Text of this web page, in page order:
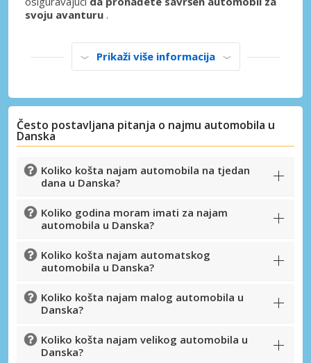
Posebni popusti
Pristupite ekskluzivnim ponudama naših
svoju avanturu .
Prikaži više informacija
Često postavljana pitanja o najmu automobila u
Danska
Koliko košta najam automobila na tjedan
dana u Danska?
Koliko godina moram imati za najam
automobila u Danska?
Koliko košta najam automatskog
automobila u Danska?
Koliko košta najam malog automobila u
Danska?
Koliko košta najam velikog automobila u
Danska?